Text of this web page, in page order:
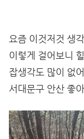
요즘 이것저것 생
이렇게 걸어보니
잡생각도 많이 없
서대문구 안산 좋